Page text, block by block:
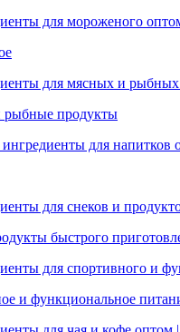
продукты
быстрого
и функциональное